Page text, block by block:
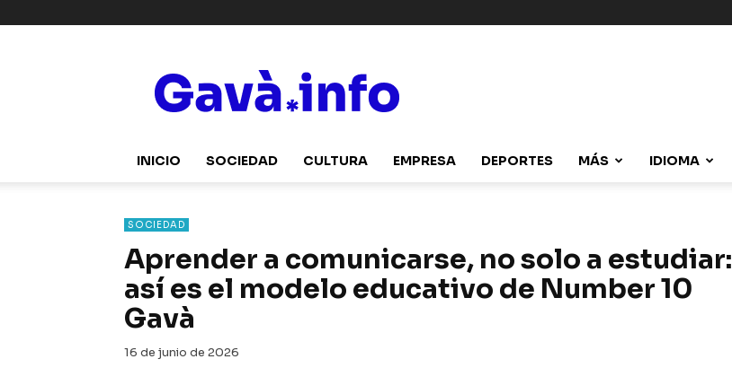
INICIO SOCIEDAD CULTURA EMPRESA DEPORTES MÁS IDIOMA
SOCIEDAD
Aprender a comunicarse, no solo a estudiar:
así es el modelo educativo de Number 10
Gavà
16 de junio de 2026